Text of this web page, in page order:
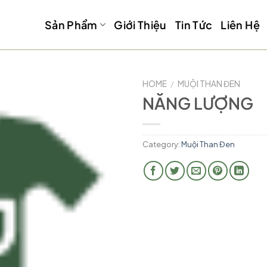
Sản Phẩm Giới Thiệu Tin Tức Liên Hệ
HOME / MUỘI THAN ĐEN
NĂNG LƯỢNG
Category: Muội Than Đen